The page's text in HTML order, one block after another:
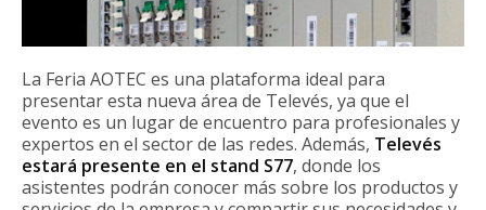
La Feria AOTEC es una plataforma ideal para
presentar esta nueva área de Televés, ya que el
evento es un lugar de encuentro para profesionales y
expertos en el sector de las redes. Además, Televés
estará presente en el stand S77, donde los
asistentes podrán conocer más sobre los productos y